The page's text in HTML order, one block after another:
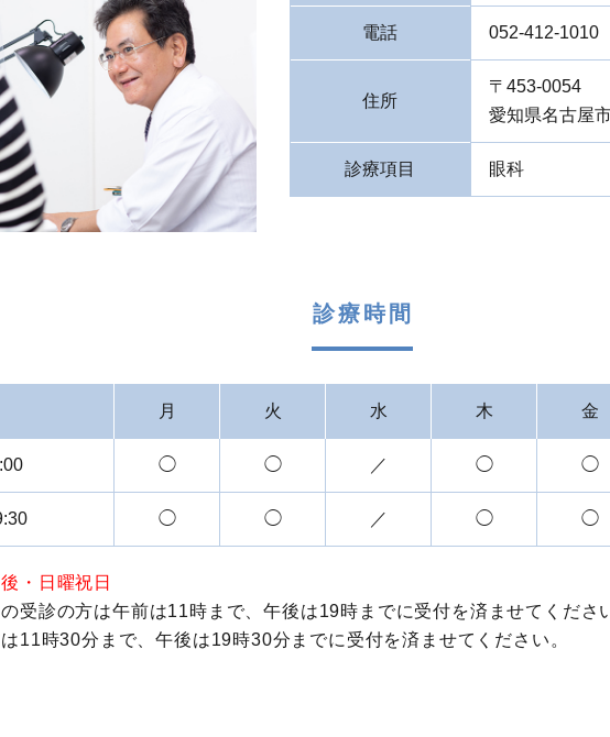
電話 052-412-1010
住所
〒453-0054
愛知県名古屋
診療項目 眼科
診療時間
月 火 水 木 金
◯ ◯ ／ ◯ ◯
◯ ◯ ／ ◯ ◯
・日曜祝日
受診の方は午前は11時まで、午後は19時までに受付を済ませてくださ
11時30分まで、午後は19時30分までに受付を済ませてください。